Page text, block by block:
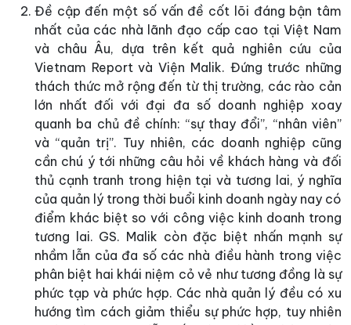
Đề cập đến một số vấn đề cốt lõi đáng bận tâm
nhất của các nhà lãnh đạo cấp cao tại Việt Nam
và châu Âu, dựa trên kết quả nghiên cứu của
Vietnam Report và Viện Malik. Đứng trước những
thách thức mở rộng đến từ thị trường, các rào cản
lớn nhất đối với đại đa số doanh nghiệp xoay
quanh ba chủ đề chính: “sự thay đổi”, “nhân viên”
và “quản trị”. Tuy nhiên, các doanh nghiệp cũng
cần chú ý tới những câu hỏi về khách hàng và đối
thủ cạnh tranh trong hiện tại và tương lai, ý nghĩa
của quản lý trong thời buổi kinh doanh ngày nay có
điểm khác biệt so với công việc kinh doanh trong
tương lai. GS. Malik còn đặc biệt nhấn mạnh sự
nhầm lẫn của đa số các nhà điều hành trong việc
phân biệt hai khái niệm cỏ vẻ như tương đồng là sự
phức tạp và phức hợp. Các nhà quản lý đều có xu
hướng tìm cách giảm thiểu sự phức hợp, tuy nhiên